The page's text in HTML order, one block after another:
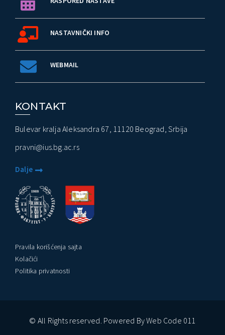
NASTAVNIČKI INFO
WEBMAIL
KONTAKT
Bulevar kralja Aleksandra 67, 11120 Beograd, Srbija
pravni@ius.bg.ac.rs
Dalje
Pravila korišćenja sajta
Kolačići
Politika privatnosti
© All Rights reserved. Powered By Web Code 011